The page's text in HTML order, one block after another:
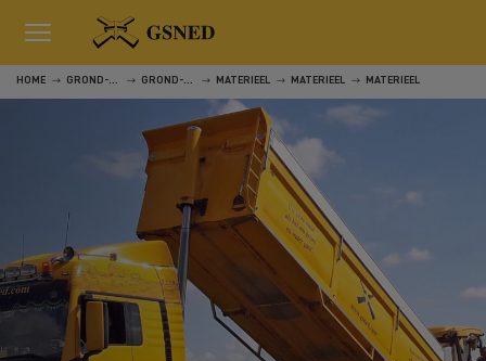
HOME GROND-, WEG- EN WATERWERKEN GROND-, WEG- EN WATERWERKEN MATERIEEL MATERIEEL MATERIEEL